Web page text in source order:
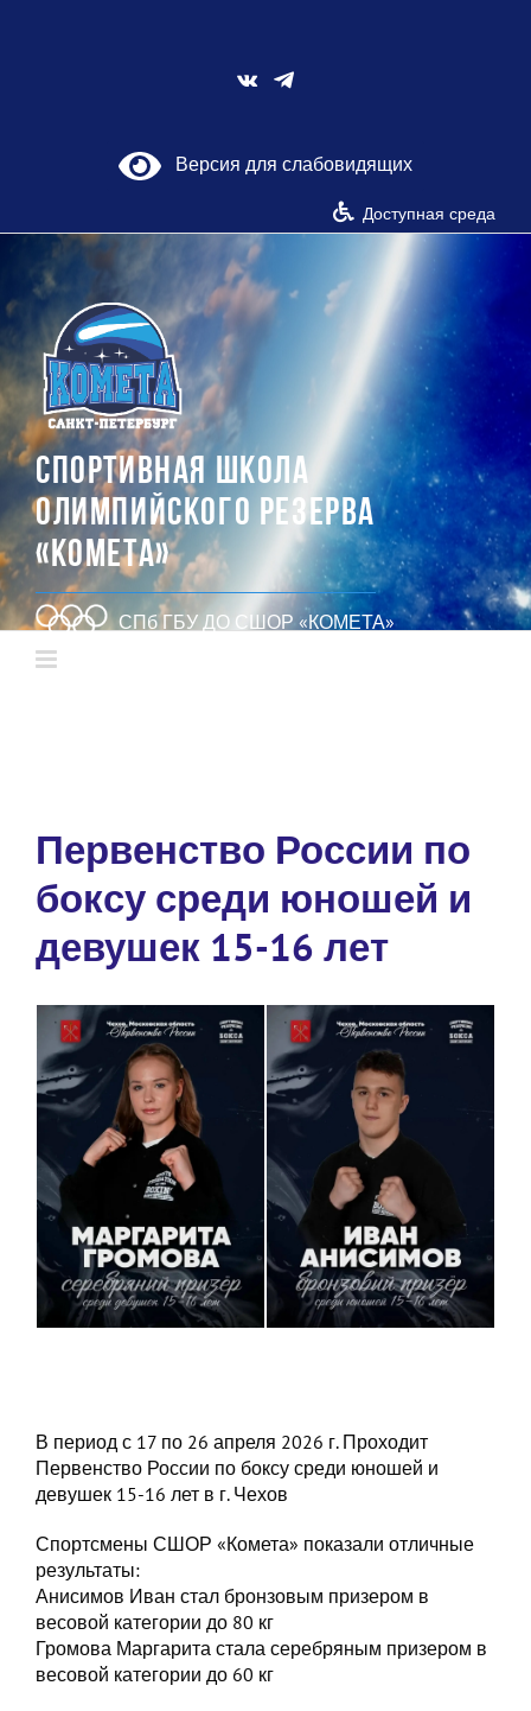
Vk
Версия для слабовидящих
Доступная среда
СПОРТИВНАЯ ШКОЛА
ОЛИМПИЙСКОГО РЕЗЕРВА
«КОМЕТА»
СПб ГБУ ДО СШОР «КОМЕТА»
Первенство России по
боксу среди юношей и
девушек 15-16 лет
В период с 17 по 26 апреля 2026 г. Проходит
Первенство России по боксу среди юношей и
девушек 15-16 лет в г. Чехов
Спортсмены СШОР «Комета» показали отличные
результаты:
Анисимов Иван стал бронзовым призером в
весовой категории до 80 кг
Громова Маргарита стала серебряным призером в
весовой категории до 60 кг